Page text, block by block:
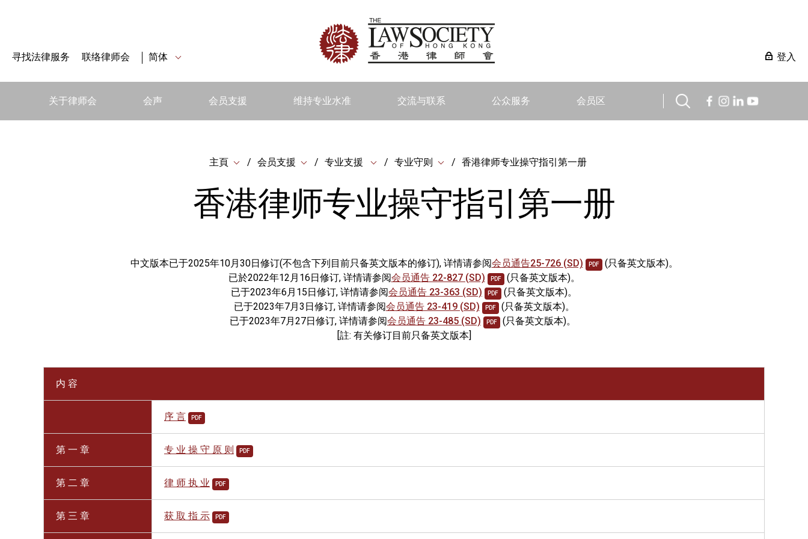
寻找法律服务 联络律师会 简体 登入
关于律师会 会声 会员支援 维持专业水准 交流与联系 公众服务 会员区
主頁 会员支援 专业支援 专业守则 香港律师专业操守指引第一册
香港律师专业操守指引第一册
中文版本已于2025年10月30日修订(不包含下列目前只备英文版本的修订), 详情请参阅会员通告25-726 (SD) PDF (只备英文版本)。
已於2022年12月16日修订, 详情请参阅会员通告 22-827 (SD) PDF (只备英文版本)。
已于2023年6月15日修订, 详情请参阅会员通告 23-363 (SD) PDF
(只备英文版本)。
已于2023年7月3日修订, 详情请参阅会员通告 23-419 (SD) PDF (只备英文版本)。
已于2023年7月27日修订, 详情请参阅会员通告 23-485 (SD) PDF
(只备英文版本)。
[註: 有关修订目前只备英文版本]
内 容
序 言 PDF
第 一 章 专 业 操 守 原 则 PDF
第 二 章 律 师 执 业 PDF
第 三 章 获 取 指 示 PDF